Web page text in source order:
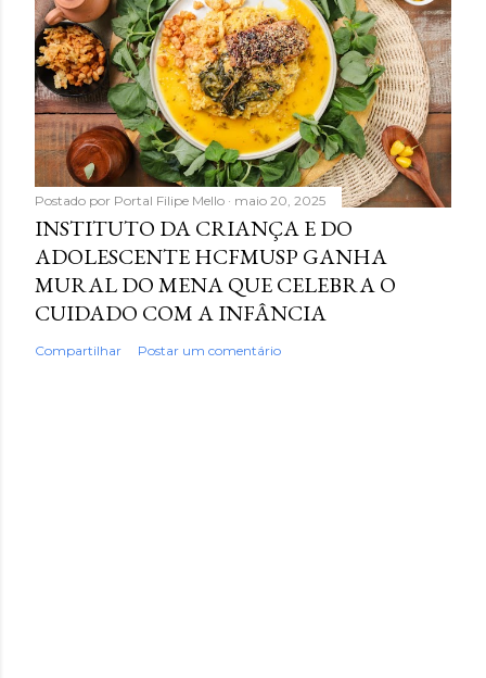
Postado por Portal Filipe Mello maio 20, 2025
INSTITUTO DA CRIANÇA E DO
ADOLESCENTE HCFMUSP GANHA
MURAL DO MENA QUE CELEBRA O
CUIDADO COM A INFÂNCIA
Compartilhar Postar um comentário